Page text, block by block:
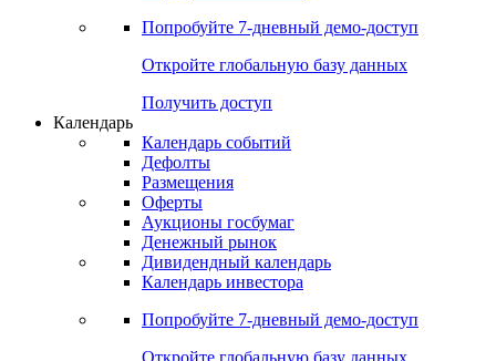
Попробуйте 7-дневный демо-доступ
Откройте глобальную базу данных
Получить доступ
Календарь
Календарь событий
Дефолты
Размещения
Оферты
Аукционы госбумаг
Денежный рынок
Дивидендный календарь
Календарь инвестора
Попробуйте 7-дневный демо-доступ
Откройте глобальную базу данных